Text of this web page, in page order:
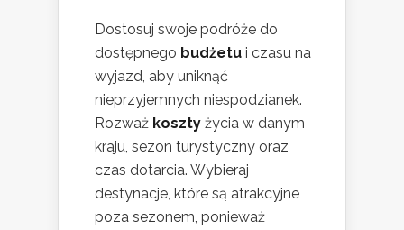
Dostosuj swoje podróże do
dostępnego budżetu i czasu na
wyjazd, aby uniknąć
nieprzyjemnych niespodzianek.
Rozważ koszty życia w danym
kraju, sezon turystyczny oraz
czas dotarcia. Wybieraj
destynacje, które są atrakcyjne
poza sezonem, ponieważ